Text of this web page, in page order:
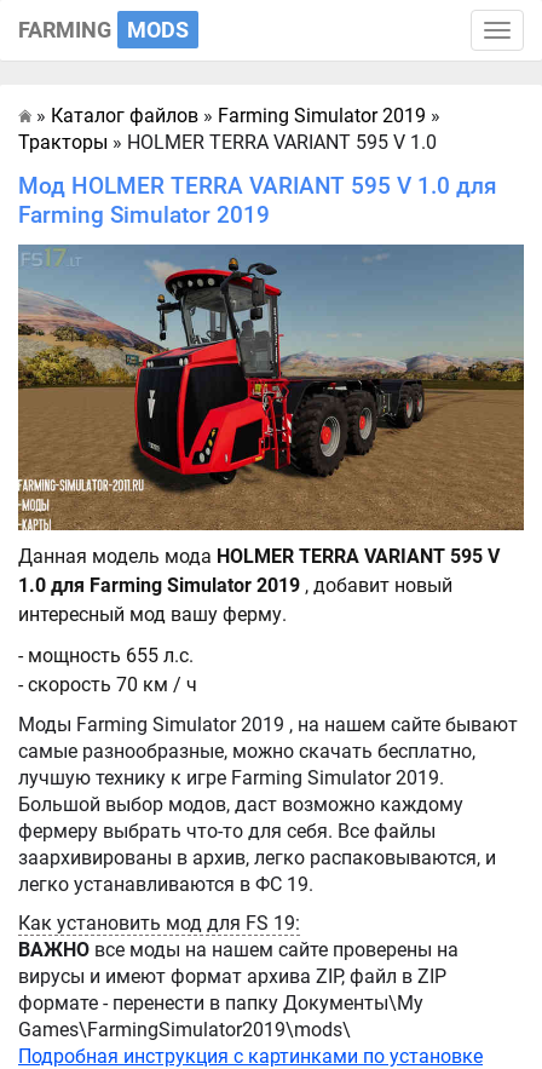
Toggle
FARMING MODS
Главная
» Каталог файлов » Farming Simulator 2019 »
Тракторы » HOLMER TERRA VARIANT 595 V 1.0
Мод HOLMER TERRA VARIANT 595 V 1.0 для
Farming Simulator 2019
Данная модель мода HOLMER TERRA VARIANT 595 V
1.0 для Farming Simulator 2019 , добавит новый
интересный мод вашу ферму.
- мощность 655 л.с.
- скорость 70 км / ч
Моды Farming Simulator 2019 , на нашем сайте бывают
самые разнообразные, можно скачать бесплатно,
лучшую технику к игре Farming Simulator 2019.
Большой выбор модов, даст возможно каждому
фермеру выбрать что-то для себя. Все файлы
заархивированы в архив, легко распаковываются, и
легко устанавливаются в ФС 19.
Как установить мод для FS 19:
ВАЖНО все моды на нашем сайте проверены на
вирусы и имеют формат архива ZIP, файл в ZIP
формате - перенести в папку Документы\My
Games\FarmingSimulator2019\mods\
Подробная инструкция с картинками по установке